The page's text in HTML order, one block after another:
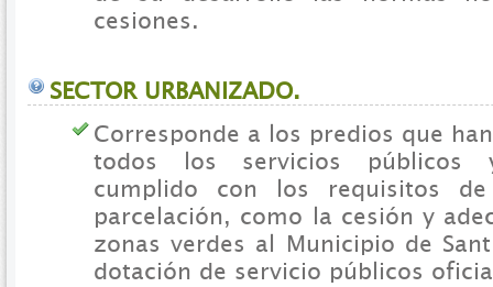
cesiones.
SECTOR URBANIZADO.
Corresponde a los predios que
todos los servicios públicos
cumplido con los requisitos
parcelación, como la cesión y
zonas verdes al Municipio de
dotación de servicio públicos